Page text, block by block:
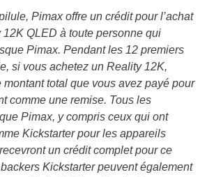
Pimax offre un crédit pour l’achat
12K QLED à toute personne qui
Pimax. Pendant les 12 premiers
si vous achetez un Reality 12K,
total que vous avez payé pour
comme une remise. Tous les
Pimax, y compris ceux qui ont
Kickstarter pour les appareils
un crédit complet pour ce
Kickstarter peuvent également